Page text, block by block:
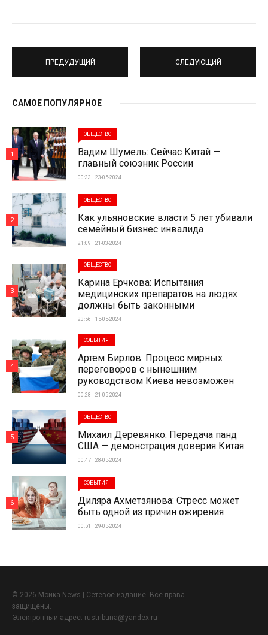
ПРЕДУДУЩИЙ СЛЕДУЮЩИЙ
САМОЕ ПОПУЛЯРНОЕ
ОБЩЕСТВО
Вадим Шумель: Сейчас Китай —
главный союзник России
00:33 | 23-05-2024
1
ОБЩЕСТВО
Как ульяновские власти 5 лет убивали
семейный бизнес инвалида
21:09 | 21-03-2024
2
ОБЩЕСТВО
Карина Ерчкова: Испытания
медицинских препаратов на людях
должны быть законными
23:56 | 15-05-2024
3
СОБЫТИЯ
Артем Бирлов: Процесс мирных
переговоров с нынешним
руководством Киева невозможен
00:28 | 21-05-2024
4
ОБЩЕСТВО
Михаил Деревянко: Передача панд
США — демонстрация доверия Китая
00:47 | 28-05-2024
5
СОБЫТИЯ
Диляра Ахметзянова: Стресс может
быть одной из причин ожирения
00:51 | 29-05-2024
6
© 2026 Мойка News | Сетевое издание. Все права
защищены.
Электронный адрес: rustribuna@yandex.ru